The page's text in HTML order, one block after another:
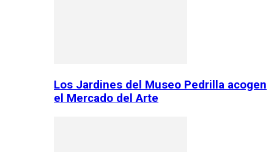
Los Jardines del Museo Pedrilla acogen
el Mercado del Arte